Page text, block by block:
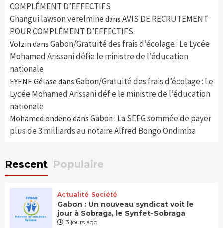
COMPLÉMENT D’EFFECTIFS
Gnangui lawson verelmine dans AVIS DE RECRUTEMENT
POUR COMPLÉMENT D’EFFECTIFS
Volzin dans Gabon/Gratuité des frais d’écolage : Le Lycée
Mohamed Arissani défie le ministre de l’éducation
nationale
EYENE Gélase dans Gabon/Gratuité des frais d’écolage : Le
Lycée Mohamed Arissani défie le ministre de l’éducation
nationale
Mohamed ondeno dans Gabon : La SEEG sommée de payer
plus de 3 milliards au notaire Alfred Bongo Ondimba
Rescent Populaire
Actualité Société
Gabon : Un nouveau syndicat voit le
jour à Sobraga, le Synfet-Sobraga
3 jours ago